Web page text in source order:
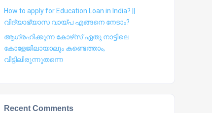
How to apply for Education Loan in India? ||
വിദ്യാഭ്യാസ വായ്പ എങ്ങനെ നേടാം?
ആഗ്രഹിക്കുന്ന കോഴ്‍സ് ഏതു നാട്ടിലെ
കോളേജിലായാലും കണ്ടെത്താം,
വീട്ടിലിരുന്നുതന്നെ
Recent Comments